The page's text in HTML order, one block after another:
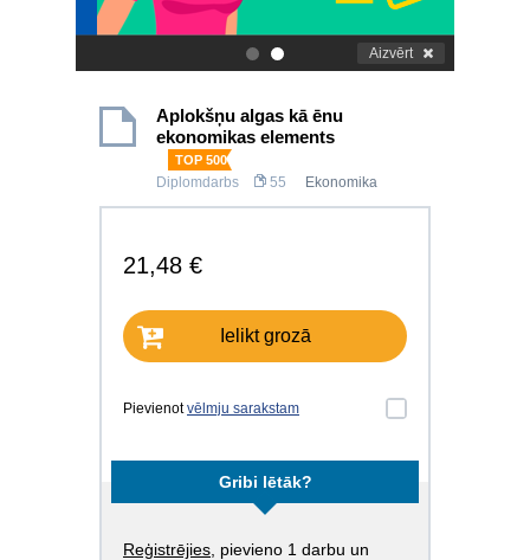
. Aizvērt
Aplokšņu algas kā ēnu
ekonomikas elements
TOP 500
Diplomdarbs 55 Ekonomika
21,48 €
Ielikt grozā
Pievienotvēlmju sarakstam
Gribi lētāk?
Reģistrējies , pievieno 1 darbu un